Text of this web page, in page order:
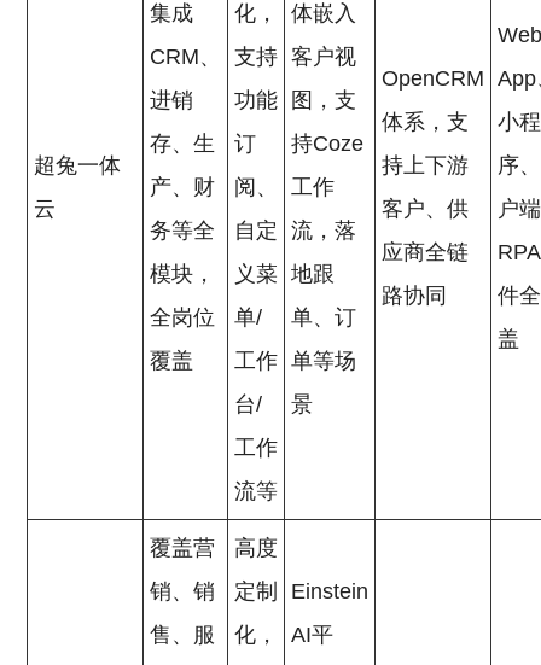
超兔一体
云
集成
CRM、
进销
存、生
产、财
务等全
模块，
全岗位
覆盖
化，
支持
功能
订
阅、
自定
义菜
单/
工作
台/
工作
流等
体嵌入
客户视
图，支
持Coze
工作
流，落
地跟
单、订
单等场
景
OpenCRM
体系，支
持上下游
客户、供
应商全链
路协同
App
小程
序
户
件
盖
覆盖营
销、销
售、服
高度
定制
化，
Einstein
AI平